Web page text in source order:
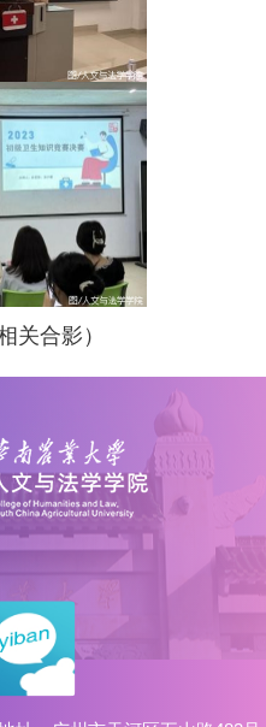
关合影）